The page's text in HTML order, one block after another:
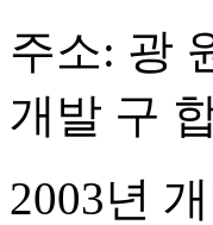
주소: 광
개발 구
2003년